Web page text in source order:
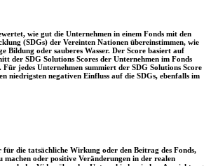
wie gut die Unternehmen in einem Fonds mit den
(SDGs) der Vereinten Nationen übereinstimmen, wie
Bildung oder sauberes Wasser. Der Score basiert auf
der SDG Solutions Scores der Unternehmen im Fonds
jedes Unternehmen summiert der SDG Solutions Score
niedrigsten negativen Einfluss auf die SDGs, ebenfalls im
die tatsächliche Wirkung oder den Beitrag des Fonds,
machen oder positive Veränderungen in der realen